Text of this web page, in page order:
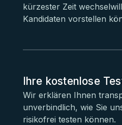
kürzester Zeit
Kandidaten vorstellen
Ihre kostenlose
Wir erklären Ihnen
unverbindlich, wie Sie
risikofrei testen können.